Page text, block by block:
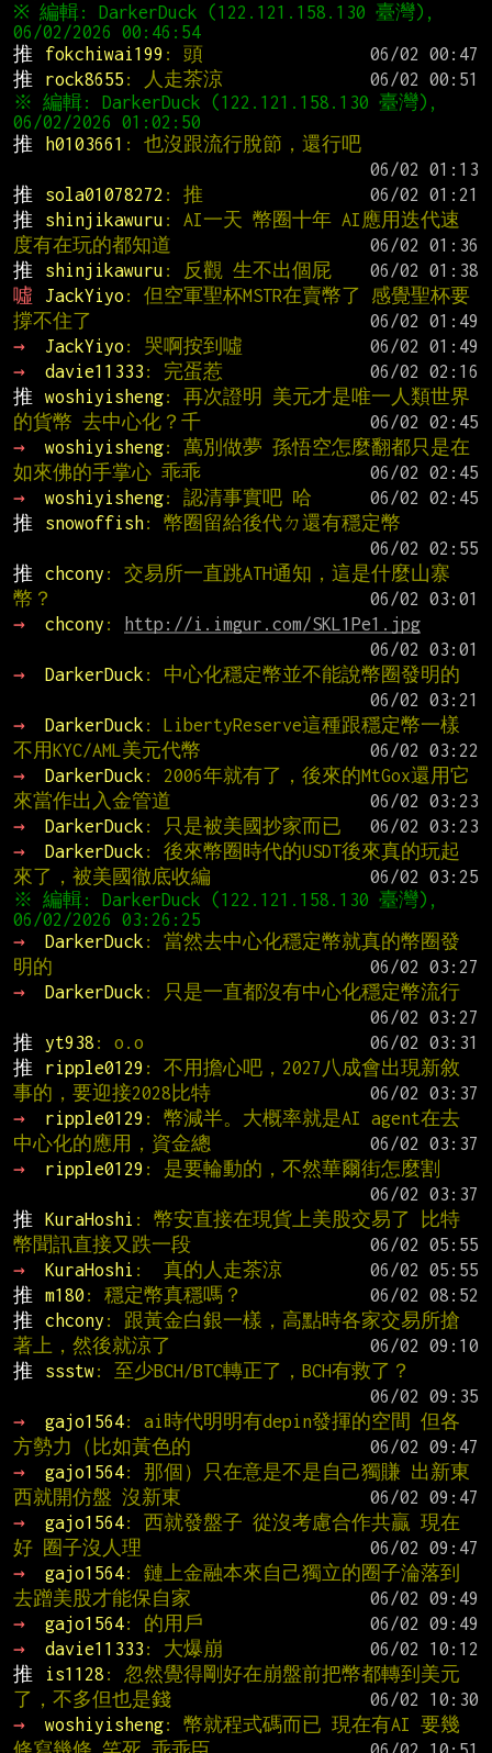
※ 編輯: DarkerDuck (122.121.158.130 臺灣),
推
fokchiwai199 : 頭
推
rock8655 : 人走茶涼
※ 編輯: DarkerDuck (122.121.158.130 臺灣),
推
h0103661 : 也沒跟流行脫節，還行吧
推
sola01078272 : 推
推
shinjikawuru : AI一天 幣圈十年 AI應用迭代速
度有在玩的都知道
推
shinjikawuru : 反觀 生不出個屁
噓
JackYiyo : 但空軍聖杯MSTR在賣幣了 感覺聖杯要
撐不住了
→
JackYiyo : 哭啊按到噓
→
davie11333 : 完蛋惹
推
woshiyisheng: 再次證明 美元才是唯一人類世界
的貨幣 去中心化？千
→
woshiyisheng: 萬別做夢 孫悟空怎麼翻都只是在
如來佛的手掌心 乖乖
→
woshiyisheng: 認清事實吧 哈
推
snowoffish: 幣圈留給後代ㄉ還有穩定幣
推
chcony : 交易所一直跳ATH通知，這是什麼山寨
幣？
→
chcony :
http://i.imgur.com/SKL1Pe1.jpg
→
DarkerDuck : 中心化穩定幣並不能說幣圈發明的
→
DarkerDuck : LibertyReserve這種跟穩定幣一樣
不用KYC/AML美元代幣
→
DarkerDuck : 2006年就有了，後來的MtGox還用它
來當作出入金管道
→
DarkerDuck : 只是被美國抄家而已
→
DarkerDuck : 後來幣圈時代的USDT後來真的玩起
來了，被美國徹底收編
※ 編輯: DarkerDuck (122.121.158.130 臺灣),
→
DarkerDuck : 當然去中心化穩定幣就真的幣圈發
明的
→
DarkerDuck : 只是一直都沒有中心化穩定幣流行
推
yt938 : o.o
推
ripple0129 : 不用擔心吧，2027八成會出現新敘
事的，要迎接2028比特
→
ripple0129 : 幣減半。大概率就是AI agent在去
中心化的應用，資金總
→
ripple0129 : 是要輪動的，不然華爾街怎麼割
推
KuraHoshi : 幣安直接在現貨上美股交易了 比特
幣聞訊直接又跌一段
→
KuraHoshi :  真的人走茶涼
推
m180 : 穩定幣真穩嗎？
推
chcony : 跟黃金白銀一樣，高點時各家交易所搶
著上，然後就涼了
推
ssstw: 至少BCH/BTC轉正了，BCH有救了？
→
gajo1564: ai時代明明有depin發揮的空間 但各
方勢力（比如黃色的
→
gajo1564: 那個）只在意是不是自己獨賺 出新東
西就開仿盤 沒新東
→
gajo1564: 西就發盤子 從沒考慮合作共贏 現在
好 圈子沒人理
→
gajo1564: 鏈上金融本來自己獨立的圈子淪落到
去蹭美股才能保自家
→
gajo1564: 的用戶
→
davie11333 : 大爆崩
推
is1128 : 忽然覺得剛好在崩盤前把幣都轉到美元
了，不多但也是錢
→
woshiyisheng: 幣就程式碼而已 現在有AI 要幾